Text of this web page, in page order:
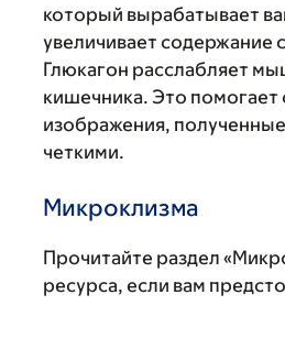
который вырабатывает
увеличивает содержание
Глюкагон расслабляет
кишечника. Это помогает
изображения,
четкими.
Микроклизма
Прочитайте раздел
ресурса, если вам